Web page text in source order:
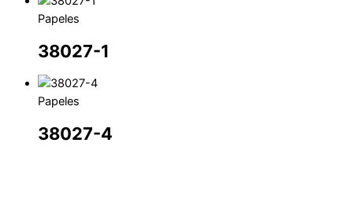
Papeles
38027-1
Papeles
38027-4